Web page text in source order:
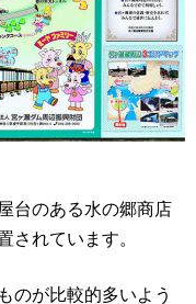
台のある水の郷商店
されています。
のが比較的多いよう